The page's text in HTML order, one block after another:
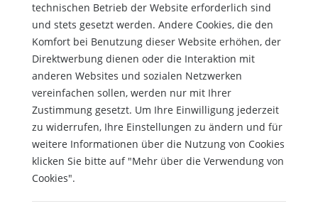
technischen Betrieb der Website erforderlich sind
und stets gesetzt werden. Andere Cookies, die den
Komfort bei Benutzung dieser Website erhöhen, der
Direktwerbung dienen oder die Interaktion mit
anderen Websites und sozialen Netzwerken
vereinfachen sollen, werden nur mit Ihrer
Zustimmung gesetzt. Um Ihre Einwilligung jederzeit
zu widerrufen, Ihre Einstellungen zu ändern und für
weitere Informationen über die Nutzung von Cookies
klicken Sie bitte auf "Mehr über die Verwendung von
Cookies".